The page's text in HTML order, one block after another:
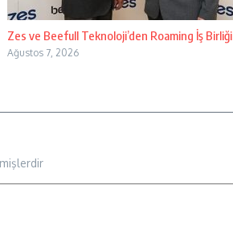
Zes ve Beefull Teknoloji’den Roaming İş Birliği
Ağustos 7, 2026